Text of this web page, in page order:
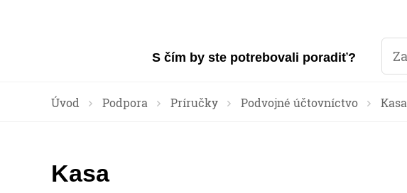
S čím by ste potrebovali poradiť?
Úvod Podpora Príručky Podvojné účtovníctvo Kasa
Kasa